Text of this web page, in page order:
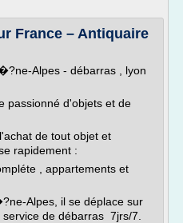
France – Antiquaire
Alpes - débarras , lyon
passionné d'objets et de
de tout objet et
rapidement :
, appartements et
Alpes, il se déplace sur
service de débarras 7jrs/7.